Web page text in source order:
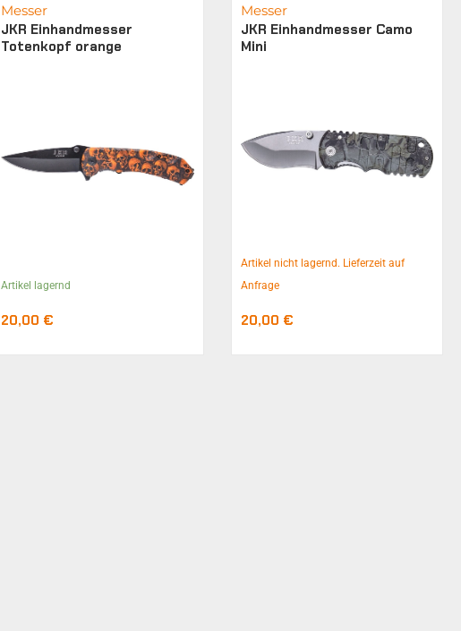
Messer
JKR Einhandmesser
Totenkopf orange
Artikel lagernd
20,00 €
Messer
JKR Einhandmesser Camo
Mini
Artikel nicht lagernd. Lieferzeit auf
Anfrage
20,00 €